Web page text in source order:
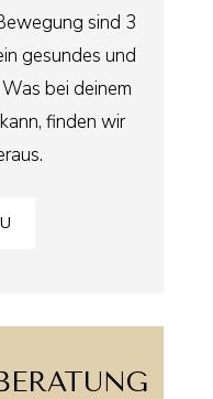
sind 3
gesundes und
bei deinem
finden wir